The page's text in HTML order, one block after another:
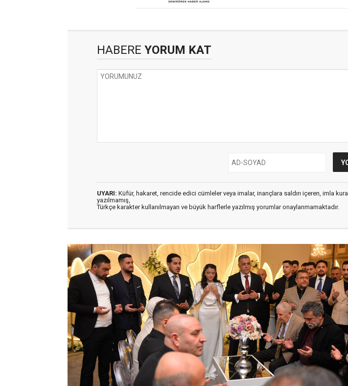
HABERE YORUM KAT
UYARI: Küfür, hakaret, rencide edici cümleler veya imalar, inançlara saldırı içeren, imla
yazılmamış,
Türkçe karakter kullanılmayan ve büyük harflerle yazılmış yorumlar onaylanmamaktadır.